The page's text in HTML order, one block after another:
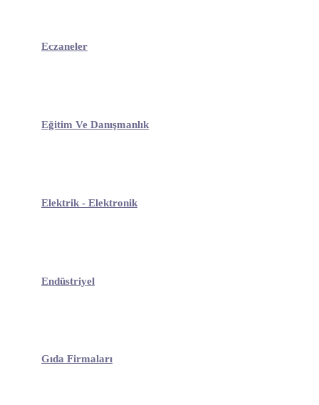
Eczaneler
Eğitim Ve Danışmanlık
Elektrik - Elektronik
Endüstriyel
Gıda Firmaları